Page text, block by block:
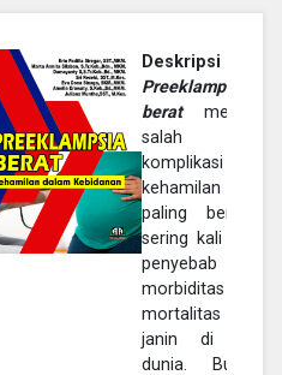
Deskripsi :
Preeklampsia
berat
salah
komplikasi
kehamilan
paling
sering kali
penyebab
morbiditas
mortalitas ibu
janin di
dunia. Buku